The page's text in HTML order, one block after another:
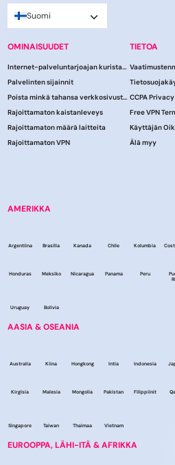
Suomi
OMINAISUUDET
Internet-palveluntarjoajan kuristaminen
Palvelinten sijainnit
Poista minkä tahansa verkkosivuston esto
Rajoittamaton kaistanleveys
Rajoittamaton määrä laitteita
Rajoittamaton VPN
TIETOA
CCPA
Free VPN
Käyttäjän
Älä myy
AMERIKKA
Argentiina Brasilia Kanada Chile Kolumbia
Honduras Meksiko Nicaragua Panama Peru
Uruguay Bolivia
AASIA & OSEANIA
Australia Kiina Hongkong Intia Indonesia
Kirgisia Malesia Mongolia Pakistan Filippiinit
Singapore Taiwan Thaimaa Vietnam
EUROOPPA, LÄHI-ITÄ & AFRIKKA